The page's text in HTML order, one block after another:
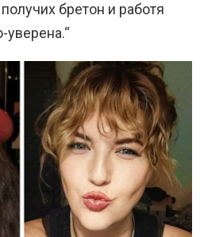
бретон и работя
уверена.“